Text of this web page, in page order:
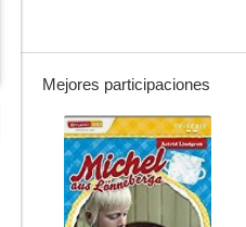
Mejores participaciones
--